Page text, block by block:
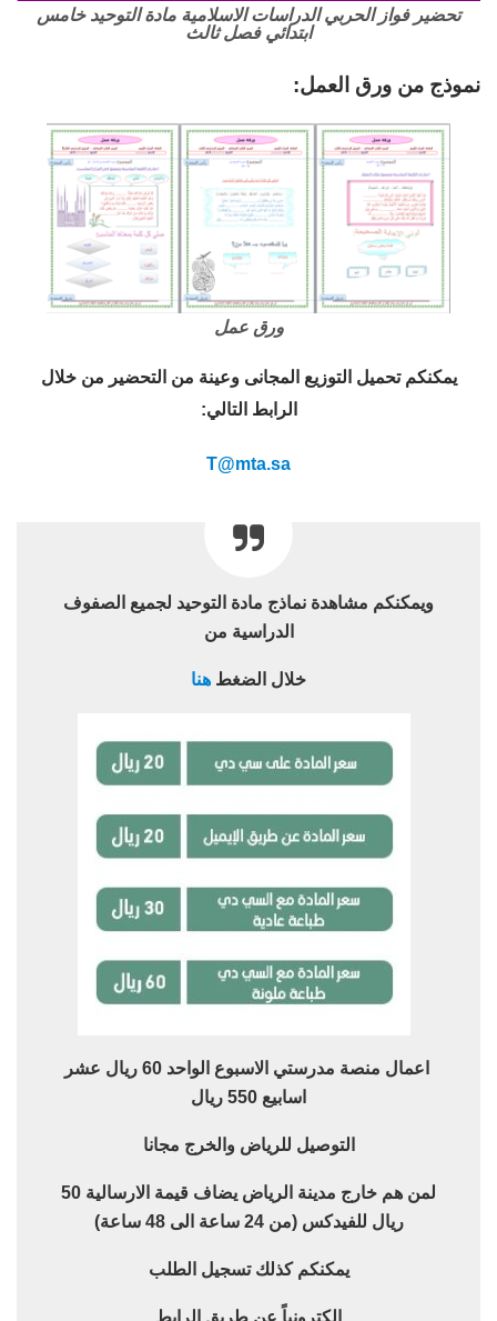
تحضير فواز الحربي الدراسات الاسلامية مادة التوحيد خامس
ابتدائي فصل ثالث
نموذج من ورق العمل:
ورق عمل
يمكنكم تحميل التوزيع المجانى وعينة من التحضير من خلال
الرابط التالي:
T@mta.sa
ويمكنكم مشاهدة نماذج مادة التوحيد لجميع الصفوف
الدراسية من
خلال الضغط هنا
اعمال منصة مدرستي الاسبوع الواحد 60 ريال عشر
اسابيع 550 ريال
التوصيل للرياض والخرج مجانا
لمن هم خارج مدينة الرياض يضاف قيمة الارسالية 50
ريال للفيدكس (من 24 ساعة الى 48 ساعة)
يمكنكم كذلك تسجيل الطلب
إلكترونياً عن طريق الرابط